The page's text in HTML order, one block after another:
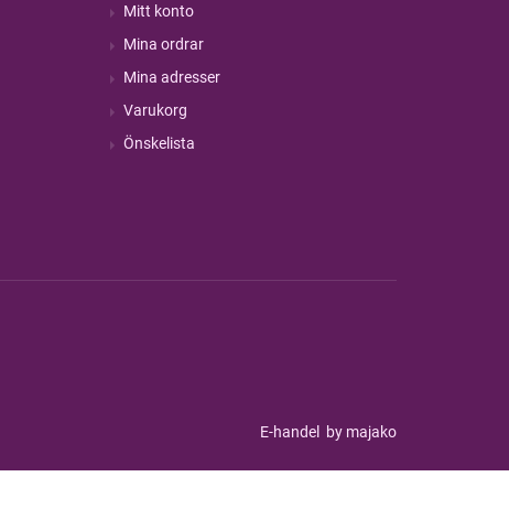
Mitt konto
Mina ordrar
Mina adresser
Varukorg
Önskelista
E-handel by majako